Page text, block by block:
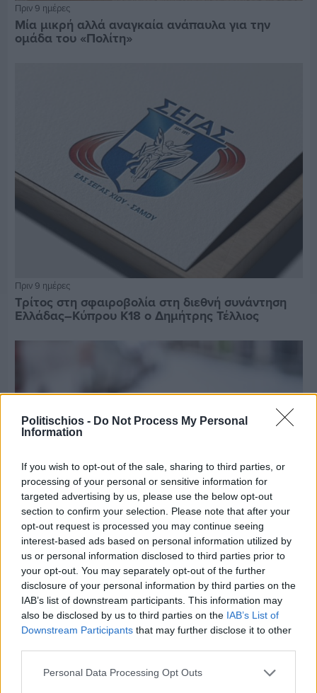
Politischios - Do Not Process My Personal
Information
If you wish to opt-out of the sale, sharing to third parties, or
processing of your personal or sensitive information for
targeted advertising by us, please use the below opt-out
section to confirm your selection. Please note that after your
opt-out request is processed you may continue seeing
interest-based ads based on personal information utilized by
us or personal information disclosed to third parties prior to
your opt-out. You may separately opt-out of the further
disclosure of your personal information by third parties on the
IAB’s list of downstream participants. This information may
also be disclosed by us to third parties on the IAB’s List of
Downstream Participants that may further disclose it to other
Personal Data Processing Opt Outs
Πριν 9 ημέρες
Μία μικρή αλλά αναγκαία ανάπαυλα για την
ομάδα του «Πολίτη»
Πριν 9 ημέρες
Τρίτος στη σφαιροβολία στη διεθνή συνάντηση
Ελλάδας–Κύπρου Κ18 ο Δημήτρης Τέλλιος
Πριν 9 ημέρες
Εργασίες ασφαλτόστρωσης σε τρεις οδούς του
Βαρβασίου